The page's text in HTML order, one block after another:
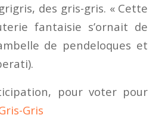
des gris-gris. « Cette
fantaisie s’ornait de
de pendeloques et
pour voter pour
Gris